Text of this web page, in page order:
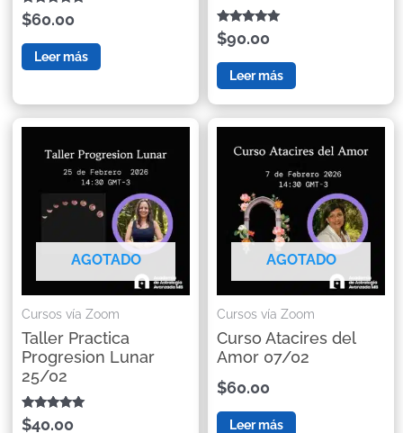
Valorado con
5.00
$60.00
Leer más
Valorado con
5.00
$90.00
Leer más
AGOTADO
Cursos vía Zoom
Taller Practica
Progresion Lunar
25/02
Valorado con
$40.00
AGOTADO
Cursos vía Zoom
Curso Atacires del
Amor 07/02
$60.00
Leer más